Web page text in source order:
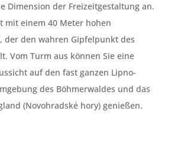
Dimension der Freizeitgestaltung an.
mit einem 40 Meter hohen
der den wahren Gipfelpunkt des
Vom Turm aus können Sie eine
auf den fast ganzen Lipno-
des Böhmerwaldes und das
(Novohradské hory) genießen.